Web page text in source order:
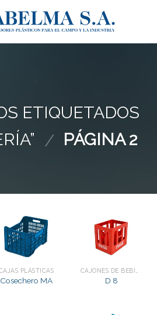
ETIQUETADOS
/ PÁGINA 2
PLÁSTICAS
Cosechero MA D 8